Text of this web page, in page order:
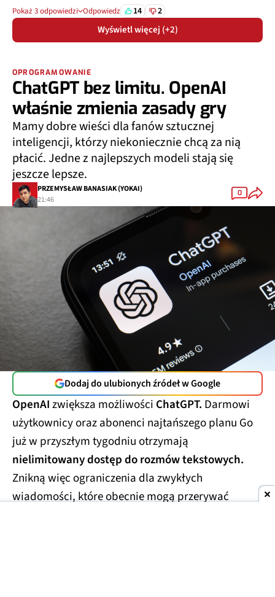
Pokaż 3 odpowiedzi Odpowiedz 14 2
Wyświetl więcej (+2)
OPROGRAMOWANIE
ChatGPT bez limitu. OpenAI
właśnie zmienia zasady gry
Mamy dobre wieści dla fanów sztucznej
inteligencji, którzy niekoniecznie chcą za nią
płacić. Jedne z najlepszych modeli stają się
jeszcze lepsze.
PRZEMYSŁAW BANASIAK (YOKAI)
21:46
0
Dodaj do ulubionych źródeł w Google
OpenAIzwiększa możliwości ChatGPT. Darmowi
użytkownicy oraz abonenci najtańszego planu Go
już w przyszłym tygodniu otrzymają
nielimitowany dostęp do rozmów tekstowych.
Znikną więc ograniczenia dla zwykłych
wiadomości, które obecnie mogą przerywać